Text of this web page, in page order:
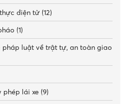
điện tử (12)
(1)
pháp luật về trật tự, an toàn giao
lái xe (9)